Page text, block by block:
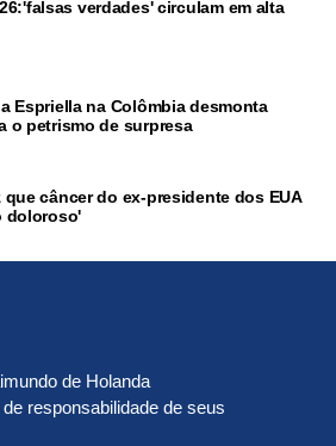
verdades' circulam em alta
Espriella na Colômbia desmonta
o petrismo de surpresa
câncer do ex-presidente dos EUA
doloroso'
de Holanda
responsabilidade de seus